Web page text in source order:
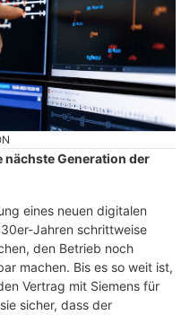
nächste Generation der
eines neuen digitalen
Jahren schrittweise
den Betrieb noch
machen. Bis es so weit ist,
Vertrag mit Siemens für
sicher, dass der